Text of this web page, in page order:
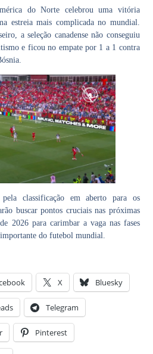
do Norte celebrou uma vitória
estreia mais complicada no mundial.
a seleção canadense não conseguiu
e ficou no empate por 1 a 1 contra
classificação em aberto para os
buscar pontos cruciais nas próximas
2026para carimbar a vaga nas fases
dofutebol mundial
X Bluesky
Telegram
Pinterest